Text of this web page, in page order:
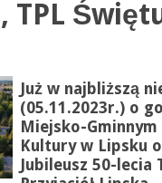
TPL
Już w najbliższą
(05.11.2023r.) o
Miejsko-
Kultury w Lipsku
Jubileusz 50-lecia